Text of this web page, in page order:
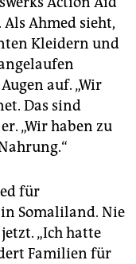
vor allem
Nach UN-
Menschen auf
Ahmed sieht,
Kleidern und
auf. „Wir
Das sind
„Wir haben zu
für
Somaliland. Nie
„Ich hatte
Familien für